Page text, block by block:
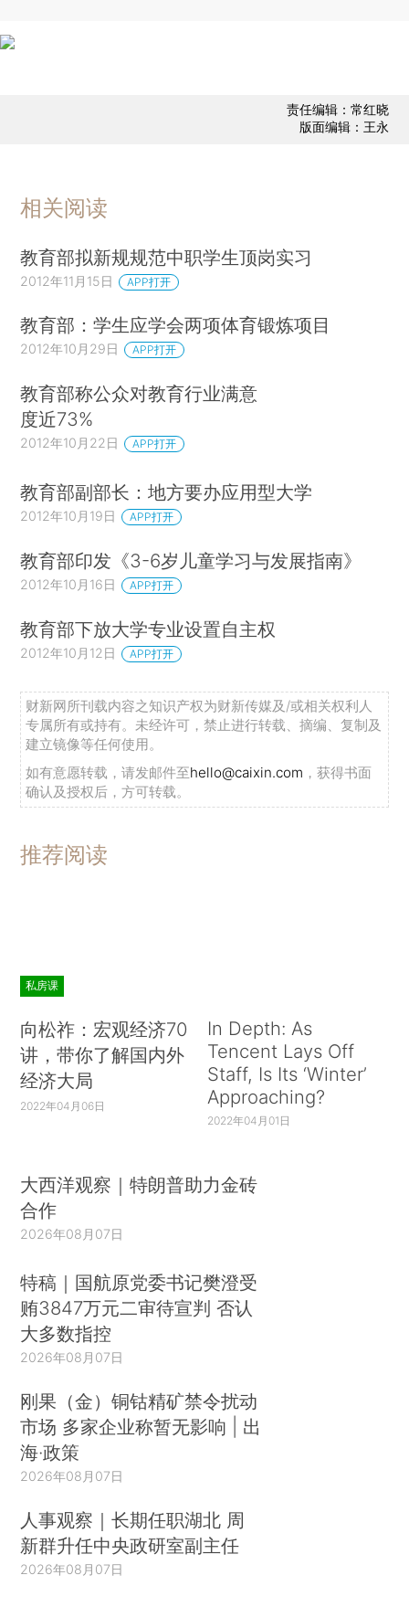
责任编辑：常红晓
版面编辑：王永
相关阅读
教育部拟新规规范中职学生顶岗实习
2012年11月15日 APP打开
教育部：学生应学会两项体育锻炼项目
2012年10月29日 APP打开
教育部称公众对教育行业满意
度近73%
2012年10月22日 APP打开
教育部副部长：地方要办应用型大学
2012年10月19日 APP打开
教育部印发《3-6岁儿童学习与发展指南》
2012年10月16日 APP打开
教育部下放大学专业设置自主权
2012年10月12日 APP打开
财新网所刊载内容之知识产权为财新传媒及/或相关权利人
专属所有或持有。未经许可，禁止进行转载、摘编、复制及
建立镜像等任何使用。
如有意愿转载，请发邮件至hello@caixin.com ，获得书面
确认及授权后，方可转载。
推荐阅读
私房课
向松祚：宏观经济70
讲，带你了解国内外
经济大局
2022年04月06日
In Depth: As
Tencent Lays Off
Staff, Is Its ‘Winter’
Approaching?
2022年04月01日
大西洋观察｜特朗普助力金砖
合作
2026年08月07日
特稿｜国航原党委书记樊澄受
贿3847万元二审待宣判 否认
大多数指控
2026年08月07日
刚果（金）铜钴精矿禁令扰动
市场 多家企业称暂无影响 | 出
海·政策
2026年08月07日
人事观察｜长期任职湖北 周
新群升任中央政研室副主任
2026年08月07日